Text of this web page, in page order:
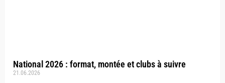
National 2026 : format, montée et clubs à suivre
21.06.2026